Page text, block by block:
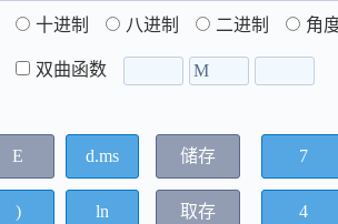
十进制 八进制 二进制 角
双曲函数